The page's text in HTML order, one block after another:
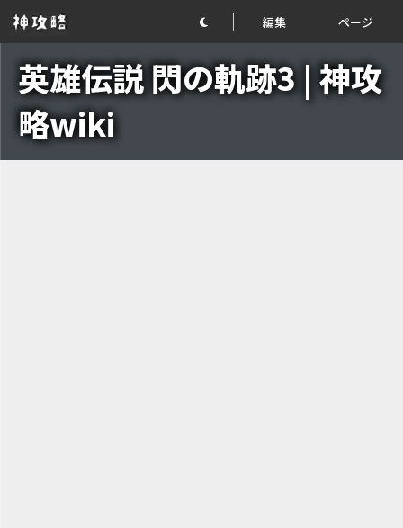
編集 ページ
英雄伝説 閃の軌跡3 | 神攻
略wiki